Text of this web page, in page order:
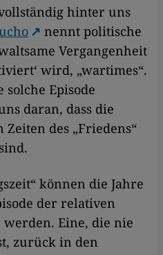
hinter uns
nennt politische
Vergangenheit
wird, „wartimes“.
Episode
daran, dass die
des „Friedens“
können die Jahre
der relativen
Eine, die nie
zurück in den